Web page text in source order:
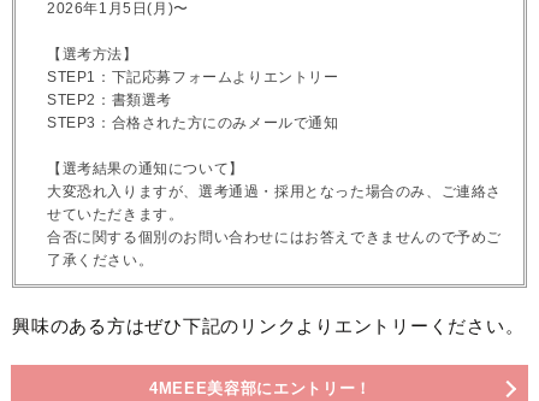
2026年1月5日(月)〜
【選考方法】
STEP1：下記応募フォームよりエントリー
STEP2：書類選考
STEP3：合格された方にのみメールで通知
【選考結果の通知について】
大変恐れ入りますが、選考通過・採用となった場合のみ、ご連絡さ
せていただきます。
合否に関する個別のお問い合わせにはお答えできませんので予めご
了承ください。
興味のある方はぜひ下記のリンクよりエントリーください。
4MEEE美容部にエントリー！